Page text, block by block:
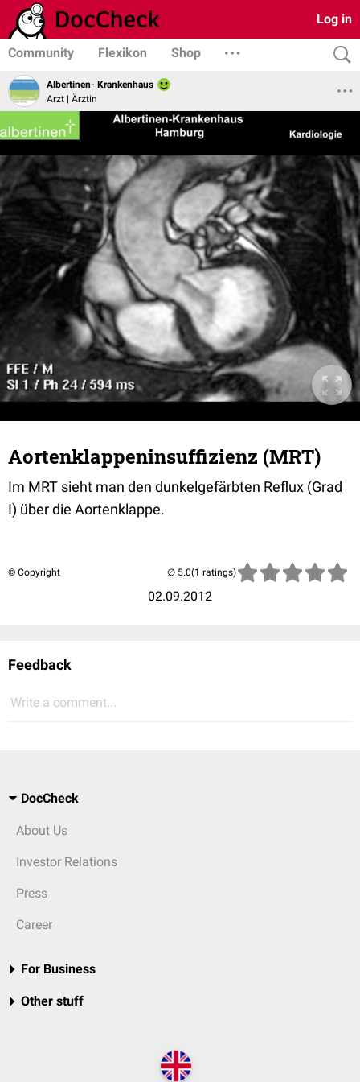
Log in
Community Flexikon Shop
Albertinen- Krankenhaus
Arzt | Ärztin
Aortenklappeninsuffizienz (MRT)
Im MRT sieht man den dunkelgefärbten Reflux (Grad
I) über die Aortenklappe.
© Copyright
02.09.2012
(1 ratings)
Feedback
Write a comment...
DocCheck
About Us
Investor Relations
Press
Career
For Business
Other stuff